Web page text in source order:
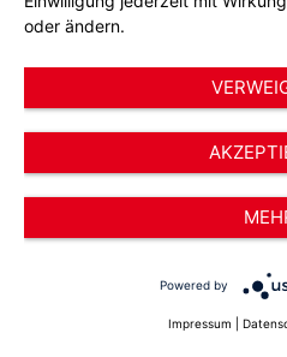
© 2026 AWO Düsseldorf –
oder ändern.
Powered by
Impressum